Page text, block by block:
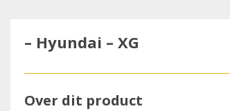
– Hyundai – XG
Over dit product